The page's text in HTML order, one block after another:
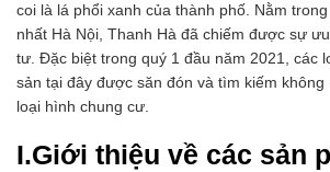
coi là lá phổi xanh của thành phố. Nằm
nhất Hà Nội, Thanh Hà đã chiếm được sự
tư. Đặc biệt trong quý 1 đầu năm 2021, các
sản tại đây được săn đón và tìm kiếm
loại hình chung cư.
I.Giới thiệu về các sản